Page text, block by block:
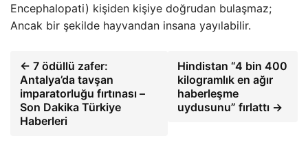
Encephalopati) kişiden kişiye doğrudan bulaşmaz;
Ancak bir şekilde hayvandan insana yayılabilir.
← 7 ödüllü zafer:
Antalya’da tavşan
imparatorluğu fırtınası –
Son Dakika Türkiye
Haberleri
Hindistan “4 bin 400
kilogramlık en ağır
haberleşme
uydusunu” fırlattı →